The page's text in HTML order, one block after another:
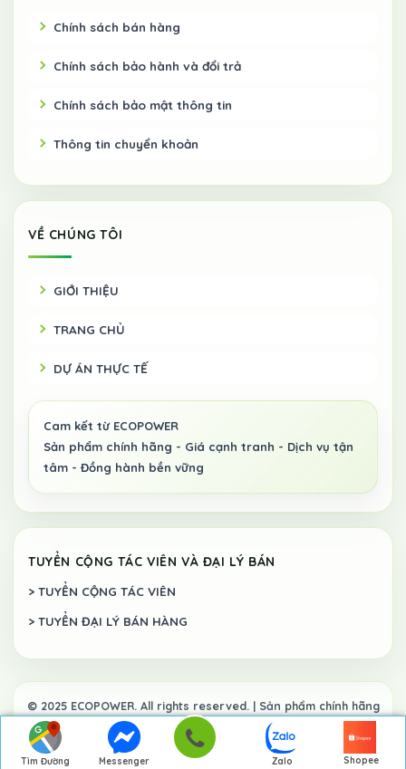
Tìm Đường Messenger Zalo Shopee
Chính sách bán hàng
Chính sách bảo hành và đổi trả
Chính sách bảo mật thông tin
Thông tin chuyển khoản
VỀ CHÚNG TÔI
GIỚI THIỆU
TRANG CHỦ
DỰ ÁN THỰC TẾ
TUYỂN CỘNG TÁC VIÊN VÀ ĐẠI LÝ BÁN
> TUYỂN CỘNG TÁC VIÊN
> TUYỂN ĐẠI LÝ BÁN HÀNG